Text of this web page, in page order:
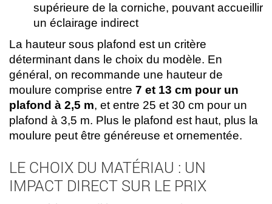
supérieure de la corniche, pouvant accueillir
un éclairage indirect
La hauteur sous plafond est un critère
déterminant dans le choix du modèle. En
général, on recommande une hauteur de
moulure comprise entre 7 et 13 cm pour un
plafond à 2,5 m, et entre 25 et 30 cm pour un
plafond à 3,5 m. Plus le plafond est haut, plus la
moulure peut être généreuse et ornementée.
LE CHOIX DU MATÉRIAU : UN
IMPACT DIRECT SUR LE PRIX